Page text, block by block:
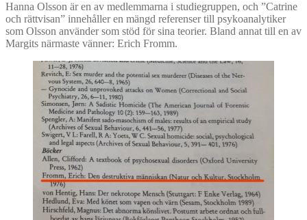
Hanna Olsson är en av medlemmarna i studiegruppen, och ”Catrine
och rättvisan” innehåller en mängd referenser till psykoanalytiker
som Olsson använder som stöd för sina teorier. Bland annat till en av
Margits närmaste vänner: Erich Fromm.